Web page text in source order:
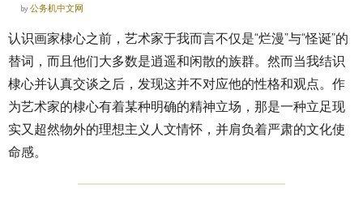
by公务机中文网
认识画家棣心之前，艺术家于我而言不仅是“烂漫”与“怪诞”的
替词，而且他们大多数是逍遥和闲散的族群。然而当我结识
棣心并认真交谈之后，发现这并不对应他的性格和观点。作
为艺术家的棣心有着某种明确的精神立场，那是一种立足现
实又超然物外的理想主义人文情怀，并肩负着严肃的文化使
命感。